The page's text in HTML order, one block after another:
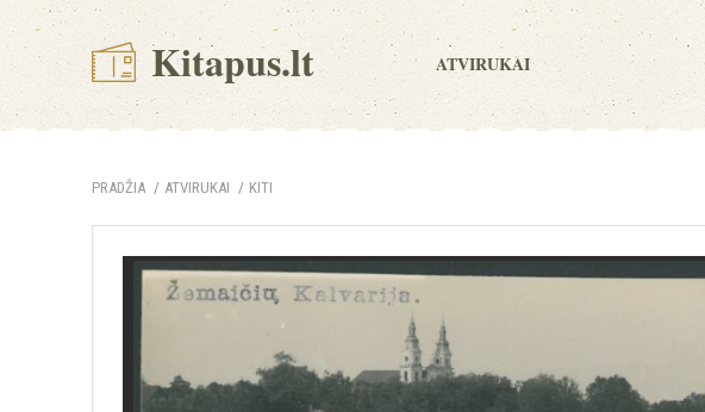
Kitapus.lt ATVIRUKAI
PRADŽIA ATVIRUKAI KITI